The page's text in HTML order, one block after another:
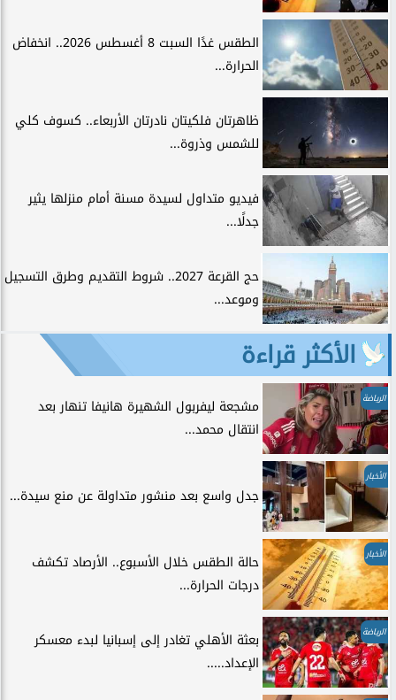
الطقس غدًا السبت 8 أغسطس 2026.. انخفاض
الحرارة...
ظاهرتان فلكيتان نادرتان الأربعاء.. كسوف كلي
للشمس وذروة...
فيديو متداول لسيدة مسنة أمام منزلها يثير
جدلًا...
حج القرعة 2027.. شروط التقديم وطرق التسجيل
وموعد...
الأكثر قراءة
الرياضة
مشجعة ليفربول الشهيرة هانيفا تنهار بعد
انتقال محمد...
الأخبار
جدل واسع بعد منشور متداولة عن منع سيدة...
الأخبار
حالة الطقس خلال الأسبوع.. الأرصاد تكشف
درجات الحرارة...
الرياضة
بعثة الأهلي تغادر إلى إسبانيا لبدء معسكر
الإعداد.....